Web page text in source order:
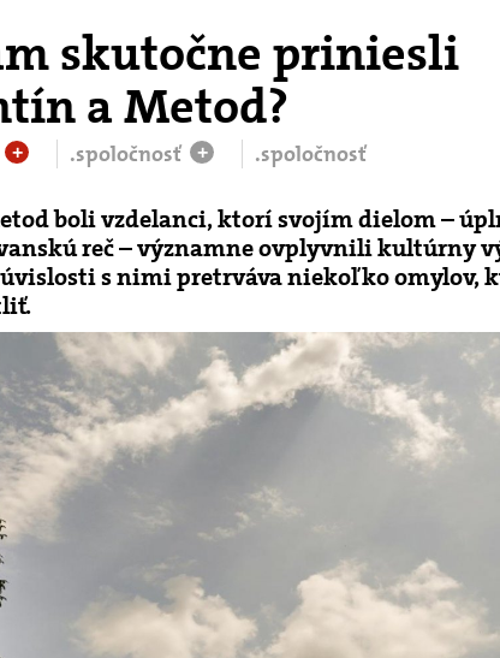
skutočne priniesli
a Metod?
+ .spoločnosť + .spoločnosť
boli vzdelanci, ktorí svojím dielom –
reč – významne ovplyvnili kultúrny
s nimi pretrváva niekoľko omylov,